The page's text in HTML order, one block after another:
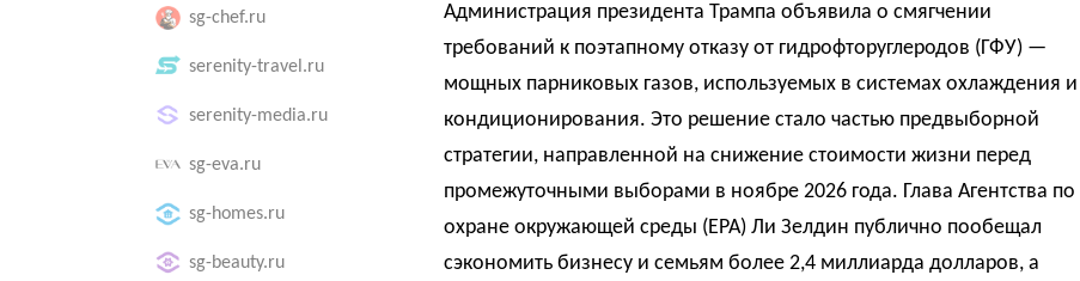
sg-chef.ru
serenity-travel.ru
serenity-media.ru
sg-eva.ru
sg-homes.ru
sg-beauty.ru
Администрация президента Трампа объявила о смягчении
требований к поэтапному отказу от гидрофторуглеродов (ГФУ) —
мощных парниковых газов, используемых в системах охлаждения и
кондиционирования. Это решение стало частью предвыборной
стратегии, направленной на снижение стоимости жизни перед
промежуточными выборами в ноябре 2026 года. Глава Агентства по
охране окружающей среды (EPA) Ли Зелдин публично пообещал
сэкономить бизнесу и семьям более 2,4 миллиарда долларов, а